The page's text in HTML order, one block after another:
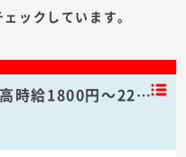
ックしています。
時給1800円～22…